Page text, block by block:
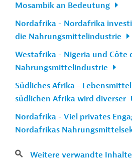
Mosambik an Bedeutung
Nordafrika - Nordafrika
die Nahrungsmittelindustrie
Westafrika - Nigeria und Côte
Nahrungsmittelindustrie
Südliches Afrika -
südlichen Afrika wird diverser
Nordafrika - Viel privates
Nordafrikas
Weitere verwandte